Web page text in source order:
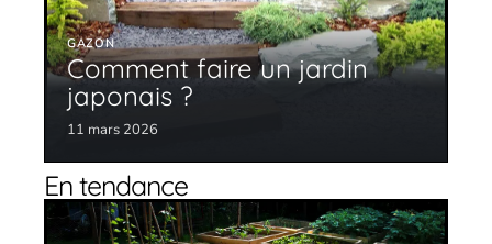
GAZON
Comment faire un jardin
japonais ?
11 mars 2026
En tendance